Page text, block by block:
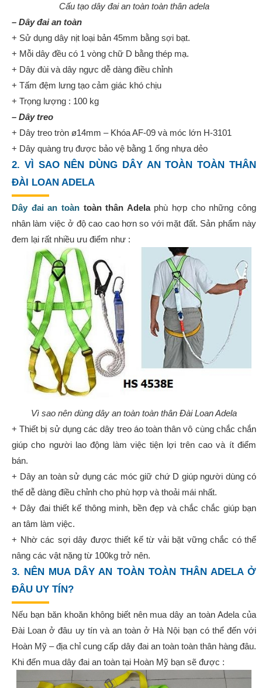
Cấu tạo dây đai an toàn toàn thân adela
– Dây đai an toàn
+ Sử dụng dây nịt loại bản 45mm bằng sợi bạt.
+ Mỗi dây đều có 1 vòng chữ D bằng thép mạ.
+ Dây đùi và dây ngực dễ dàng điều chỉnh
+ Tấm đệm lưng tạo cảm giác khó chịu
+ Trọng lượng : 100 kg
– Dây treo
+ Dây treo tròn ø14mm – Khóa AF-09 và móc lớn H-3101
+ Dây quàng trụ được bảo vệ bằng 1 ống nhựa dẻo
2. VÌ SAO NÊN DÙNG DÂY AN TOÀN TOÀN THÂN
ĐÀI LOAN ADELA
Dây đai an toàntoàn thân Adelaphù hợp cho những công
nhân làm việc ở độ cao cao hơn so với mặt đất. Sản phẩm này
đem lại rất nhiều ưu điểm như :
Vì sao nên dùng dây an toàn toàn thân Đài Loan Adela
+ Thiết bị sử dụng các dây treo áo toàn thân vô cùng chắc chắn
giúp cho người lao động làm việc tiện lợi trên cao và ít điểm
bán.
+ Dây an toàn sử dụng các móc giữ chứ D giúp người dùng có
thể dễ dàng điều chỉnh cho phù hợp và thoải mái nhất.
+ Dây đai thiết kế thông minh, bền đẹp và chắc chắc giúp bạn
an tâm làm việc.
+ Nhờ các sợi dây được thiết kế từ vải bặt vững chắc có thể
nâng các vật nặng từ 100kg trở nên.
3. NÊN MUA DÂY AN TOÀN TOÀN THÂN ADELA Ở
ĐÂU UY TÍN?
Nếu bạn băn khoăn không biết nên mua dây an toàn Adela của
Đài Loan ở đâu uy tín và an toàn ở Hà Nội bạn có thể đến với
Hoàn Mỹ – địa chỉ cung cấp dây đai an toàn toàn thân hàng đâu.
Khi đến mua dây đai an toàn tại Hoàn Mỹ bạn sẽ được :